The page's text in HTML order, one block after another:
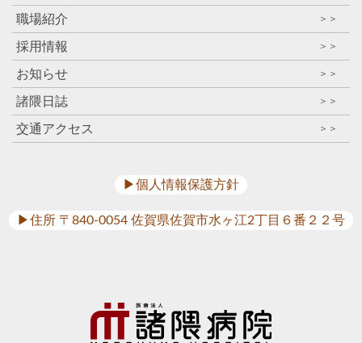
職場紹介 ＞＞
採用情報 ＞＞
お知らせ ＞＞
諸隈日誌 ＞＞
交通アクセス ＞＞
▶︎個人情報保護方針
▶︎住所 〒840-0054 佐賀県佐賀市水ヶ江2丁目６番２２号